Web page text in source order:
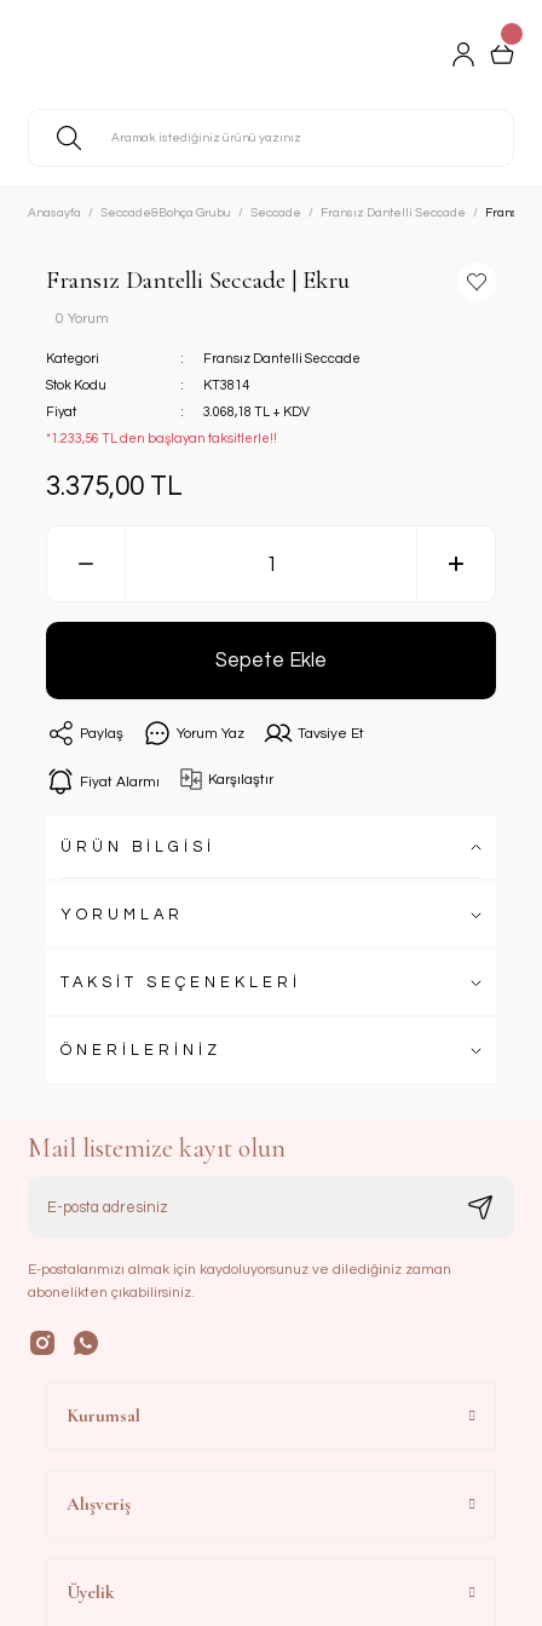
Anasayfa Seccade&Bohça Grubu Seccade Fransız Dantelli Seccade Fransız
Fransız Dantelli Seccade | Ekru
0 Yorum
Kategori
Fransız Dantelli Seccade
Stok Kodu
KT3814
Fiyat
3.068,18 TL + KDV
*1.233,56 TL den başlayan taksitlerle!!
3.375,00 TL
Sepete Ekle
Paylaş Yorum Yaz Tavsiye Et
Fiyat Alarmı Karşılaştır
ÜRÜN BİLGİSİ
YORUMLAR
TAKSİT SEÇENEKLERİ
ÖNERİLERİNİZ
Mail listemize kayıt olun
E-postalarımızı almak için kaydoluyorsunuz ve dilediğiniz zaman
abonelikten çıkabilirsiniz.
Kurumsal
Alışveriş
Üyelik